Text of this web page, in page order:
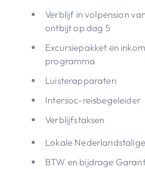
Verblijf in volpension
ontbijt op dag 5
Excursiepakket en
programma
Luisterapparaten
Intersoc-reisbegeleider
Verblijfstaksen
Lokale
BTW en bijdrage